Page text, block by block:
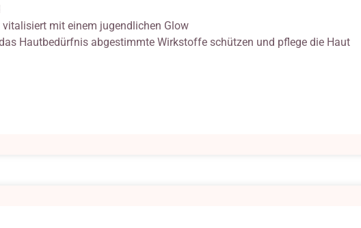
vitalisiert mit einem jugendlichen Glow
Hautbedürfnis abgestimmte Wirkstoffe schützen und pflege die Haut